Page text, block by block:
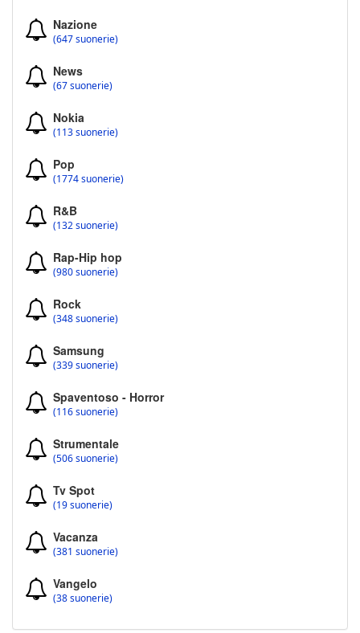
Nazione
(647 suonerie)
News
(67 suonerie)
Nokia
(113 suonerie)
Pop
(1774 suonerie)
R&B
(132 suonerie)
Rap-Hip hop
(980 suonerie)
Rock
(348 suonerie)
Samsung
(339 suonerie)
Spaventoso - Horror
(116 suonerie)
Strumentale
(506 suonerie)
Tv Spot
(19 suonerie)
Vacanza
(381 suonerie)
Vangelo
(38 suonerie)